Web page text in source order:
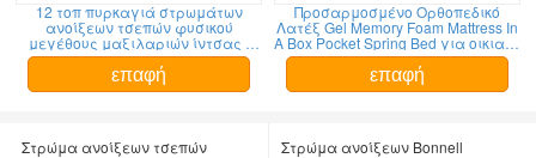
12 τοπ πυρκαγιά στρωμάτων
ανοίξεων τσεπών φυσικού
μεγέθους μαξιλαριών ίντσας -
καθυστερών
επαφή
Προσαρμοσμένο Ορθοπεδικό
Λατέξ Gel Memory Foam Mattress In
A Box Pocket Spring Bed για οικιακή
και ξενοδοχειακή χρήση
επαφή
Στρώμα ανοίξεων τσεπών Στρώμα ανοίξεων Bonnell